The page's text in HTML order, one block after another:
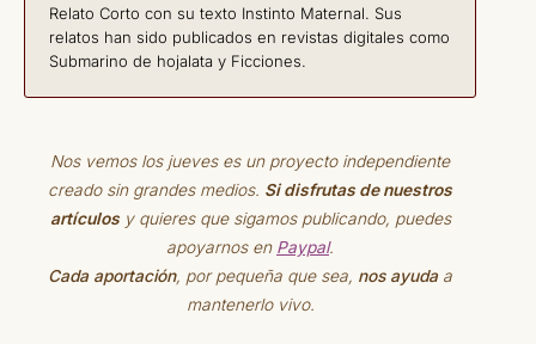
Relato Corto con su texto Instinto Maternal. Sus
relatos han sido publicados en revistas digitales como
Submarino de hojalata y Ficciones.
Nos vemos los jueves es un proyecto independiente
creado sin grandes medios. Si disfrutas de nuestros
artículosy quieres que sigamos publicando, puedes
apoyarnos en Paypal.
Cada aportación, por pequeña que sea, nos ayudaa
mantenerlo vivo.